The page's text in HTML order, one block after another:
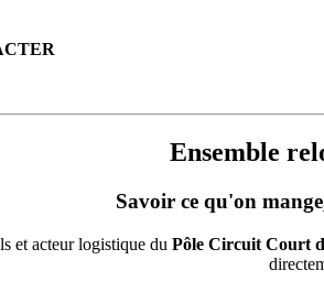
Ensemble
Savoir ce qu'on
et acteur logistique du Pôle Circuit Court